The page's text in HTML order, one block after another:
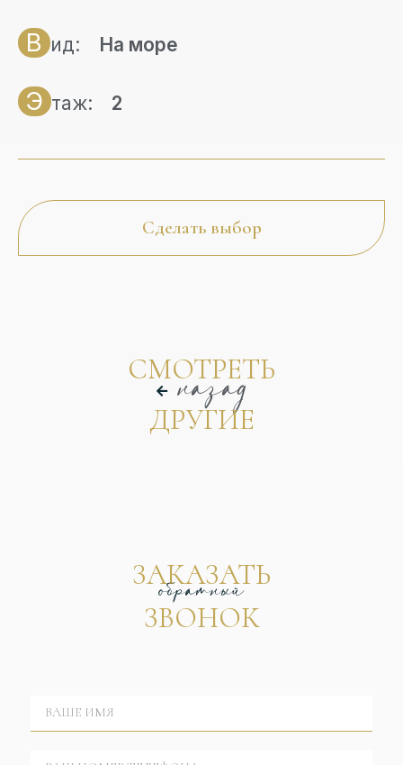
В ид: На море
Э таж: 2
Сделать выбор
СМОТРЕТЬ
назад
ДРУГИЕ
ЗАКАЗАТЬ
обратный
ЗВОНОК